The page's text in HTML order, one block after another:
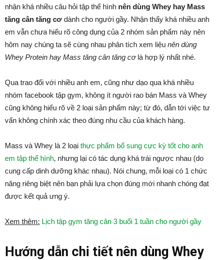
nhận khá nhiều câu hỏi tập thể hình nên dùng Whey hay Mass
tăng cân tăng cơ dành cho người gầy. Nhận thấy khá nhiều anh
em vẫn chưa hiểu rõ công dụng của 2 nhóm sản phẩm này nên
hôm nay chúng ta sẽ cùng nhau phân tích xem liệu nên dùng
Whey Protein hay Mass tăng cân tăng cơlà hợp lý nhất nhé.
Qua trao đổi với nhiều anh em, cũng như dạo qua khá nhiều
nhóm facebook tập gym, không ít người rao bán Mass và Whey
cũng không hiểu rõ về 2 loại sản phẩm này; từ đó, dẫn tới việc tư
vấn không chính xác theo đúng nhu cầu của khách hàng.
Mass và Whey là 2 loại thực phẩm bổ sung cực kỳ tốt cho anh
em tập thể hình, nhưng lại có tác dụng khá trái ngược nhau (do
cung cấp dinh dưỡng khác nhau). Nói chung, mỗi loại có 1 chức
năng riêng biệt nên bạn phải lựa chọn đúng mới nhanh chóng đạt
được kết quả ưng ý.
Xem thêm: Lịch tập gym tăng cân 3 buổi 1 tuần cho người gầy
Hướng dẫn chi tiết nên dùng Whey